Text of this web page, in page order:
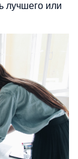
лучшего или